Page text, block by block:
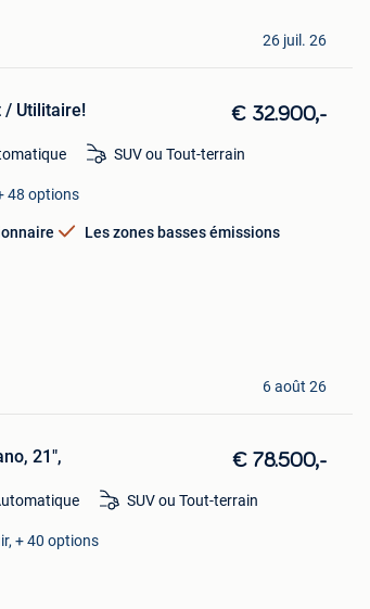
26 juil. 26
/ Utilitaire! € 32.900,-
SUV ou Tout-terrain
48 options
Les zones basses émissions
6 août 26
21", € 78.500,-
SUV ou Tout-terrain
+ 40 options